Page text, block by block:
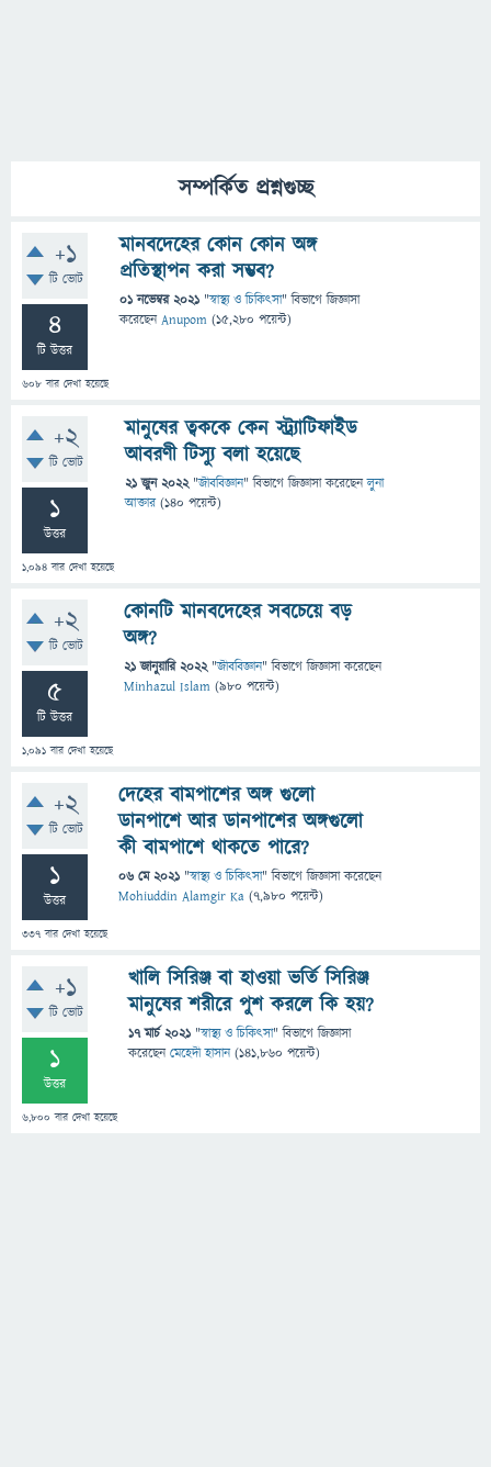
সম্পর্কিত প্রশ্নগুচ্ছ
+1
টি ভোট
4
টি উত্তর
608 বার দেখা হয়েছে
মানবদেহের কোন কোন অঙ্গ
প্রতিস্থাপন করা সম্ভব?
01 নভেম্বর 2021 "স্বাস্থ্য ও চিকিৎসা" বিভাগে জিজ্ঞাসা
করেছেনAnupom (15,280 পয়েন্ট)
+2
টি ভোট
1
উত্তর
1,094 বার দেখা হয়েছে
মানুষের ত্বককে কেন স্ট্র্যাটিফাইড
আবরণী টিস্যু বলা হয়েছে
21 জুন 2022 "জীববিজ্ঞান" বিভাগে জিজ্ঞাসাকরেছেনলুনা
আক্তার (140 পয়েন্ট)
+2
টি ভোট
5
টি উত্তর
1,091 বার দেখা হয়েছে
কোনটি মানবদেহের সবচেয়ে বড়
অঙ্গ?
21 জানুয়ারি 2022 "জীববিজ্ঞান" বিভাগে জিজ্ঞাসাকরেছেন
Minhazul Islam (980 পয়েন্ট)
+2
টি ভোট
1
উত্তর
337 বার দেখা হয়েছে
দেহের বামপাশের অঙ্গ গুলো
ডানপাশে আর ডানপাশের অঙ্গগুলো
কী বামপাশে থাকতে পারে?
06 মে 2021 "স্বাস্থ্য ও চিকিৎসা" বিভাগে জিজ্ঞাসাকরেছেন
Mohiuddin Alamgir Ka (7,980 পয়েন্ট)
+1
টি ভোট
1
উত্তর
6,800 বার দেখা হয়েছে
খালি সিরিঞ্জ বা হাওয়া ভর্তি সিরিঞ্জ
মানুষের শরীরে পুশ করলে কি হয়?
17 মার্চ 2021 "স্বাস্থ্য ও চিকিৎসা" বিভাগে জিজ্ঞাসা
করেছেনমেহেদী হাসান (141,860 পয়েন্ট)